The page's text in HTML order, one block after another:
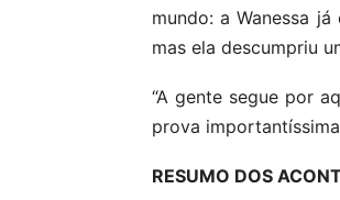
mundo: a Wanessa
mas ela descumpriu
“A gente segue por
prova
RESUMO DOS